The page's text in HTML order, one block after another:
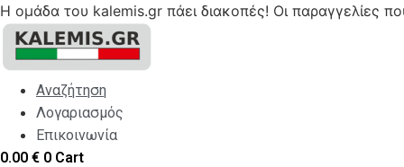
Η ομάδα του kalemis.gr πάει διακοπές! Οι παραγγελίες
Skip
content
Αναζήτηση
Λογαριασμός
Επικοινωνία
0.00 € 0 Cart